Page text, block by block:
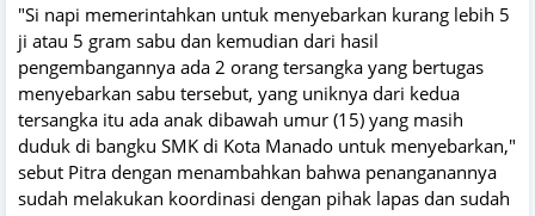
"Si napi memerintahkan untuk menyebarkan kurang lebih 5
ji atau 5 gram sabu dan kemudian dari hasil
pengembangannya ada 2 orang tersangka yang bertugas
menyebarkan sabu tersebut, yang uniknya dari kedua
tersangka itu ada anak dibawah umur (15) yang masih
duduk di bangku SMK di Kota Manado untuk menyebarkan,"
sebut Pitra dengan menambahkan bahwa penanganannya
sudah melakukan koordinasi dengan pihak lapas dan sudah